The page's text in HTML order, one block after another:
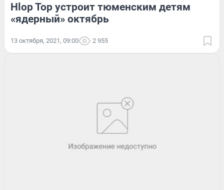
Hlop Top устроит тюменским детям
«ядерный» октябрь
13 октября, 2021, 09:00 2 955